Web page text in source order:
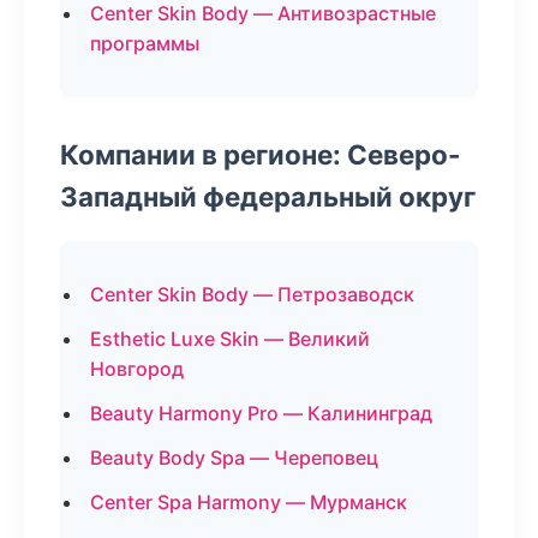
Center Skin Body — Антивозрастные
программы
Компании в регионе: Северо-
Западный федеральный округ
Center Skin Body — Петрозаводск
Esthetic Luxe Skin — Великий
Новгород
Beauty Harmony Pro — Калининград
Beauty Body Spa — Череповец
Center Spa Harmony — Мурманск